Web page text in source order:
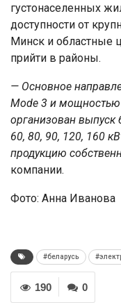
густонаселенных
доступности от
Минск и областные
прийти в районы.
— Основное
Mode 3 и мощностью
организован выпуск
60, 80, 90, 120, 160
продукцию
компании.
Фото: Анна Иванова
#беларусь
0
190